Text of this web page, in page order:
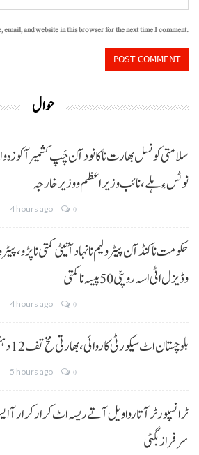
email, and website in this browser for the next time I comment.
حوال
سلامتی کونسل بھارت نا کانود آن چَپ کشمیر آ کوزہ
نوٹس ءِ ہلے،نائب وزیراعظم و وزیر خارجہ
4 hours ago 0
و ڈیزل اٹی اسہ روپئی 50 پیسہ نا کمتی
4 hours ago 0
بلوچستان اٹ سیکورٹی کاروائی، بھارتی مخ تف 12 دہشتگرد خلنگار،آئی ایس پی آر
5 hours ago 0
ٹرانسپورٹر آتا روا ویل آتے ریسہ اٹ کرار کرار آ
سرفراز بگٹی